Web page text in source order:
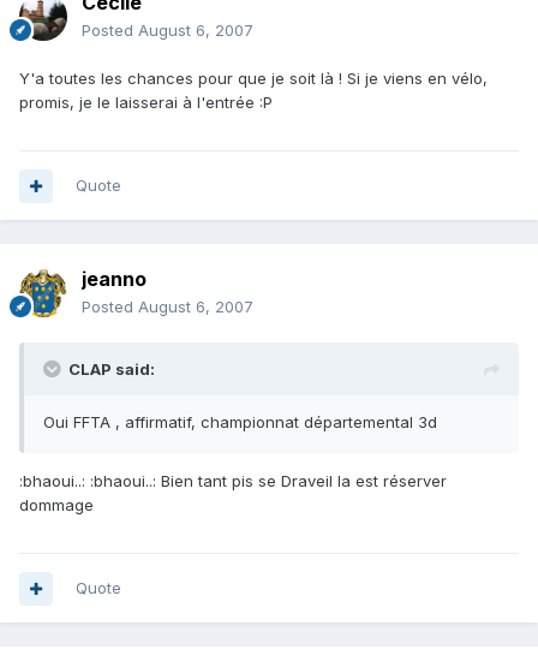
Posted August 6, 2007
Y'a toutes les chances pour que je soit là ! Si je viens en vélo,
promis, je le laisserai à l'entrée :P
Quote
jeanno
Posted August 6, 2007
CLAP said:
Oui FFTA , affirmatif, championnat départemental 3d
:bhaoui..: :bhaoui..: Bien tant pis se Draveil la est réserver
dommage
Quote